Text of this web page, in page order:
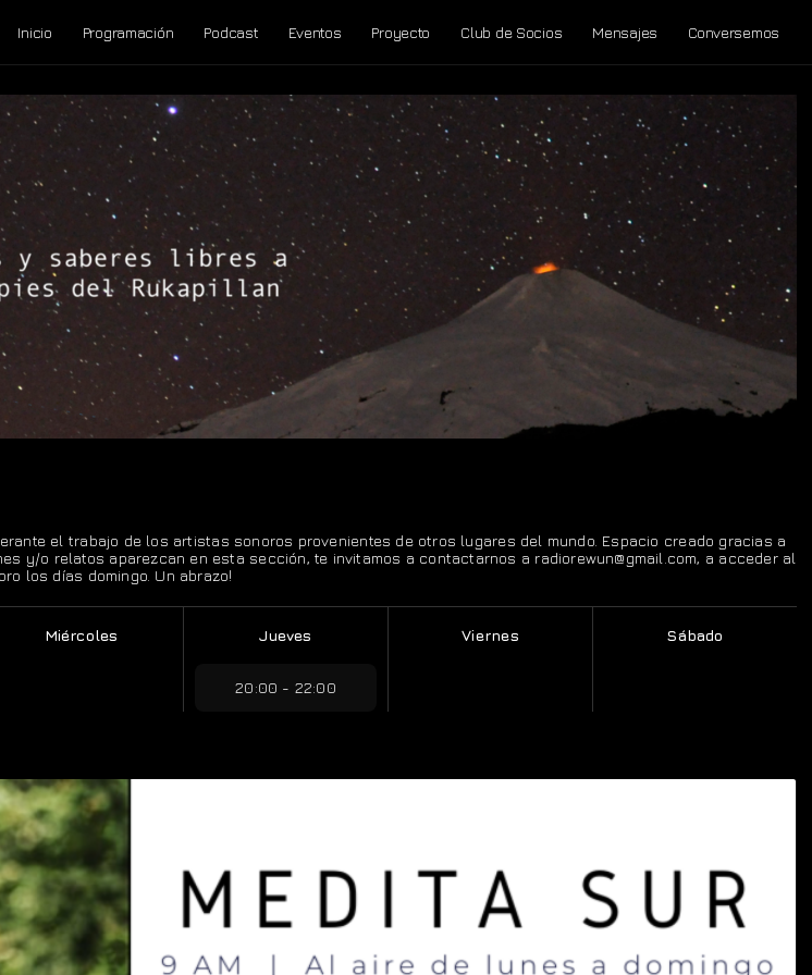
Inicio Programación Podcast Eventos Proyecto Club de Socios Mensajes Conversemos
el trabajo de los artistas sonoros provenientes de otros lugares del mundo. Espacio creado gracias a
y/o relatos aparezcan en esta sección, te invitamos a contactarnos a radiorewun@gmail.com, a acceder al
los días domingo. Un abrazo!
Miércoles Jueves
20:00 - 22:00
Viernes Sábado